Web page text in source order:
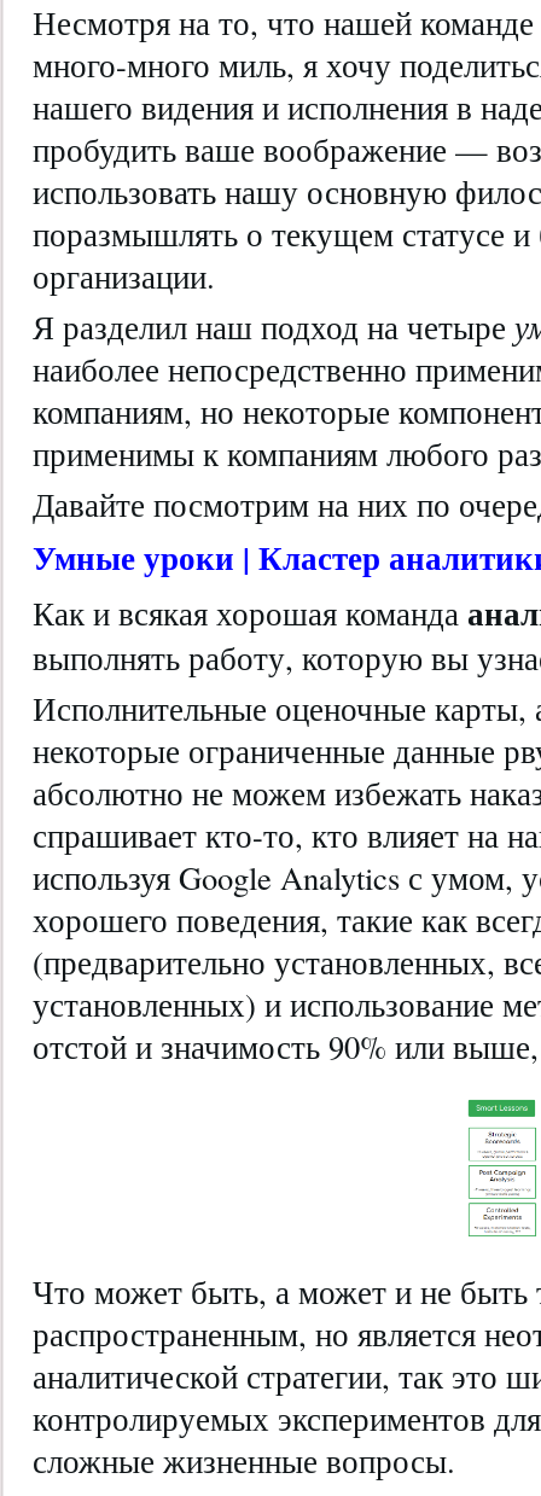
Несмотря на то, что нашей команде
много-много миль, я хочу
нашего видения и исполнения в
пробудить ваше воображение —
использовать нашу основную
поразмышлять о текущем статусе
организации.
Я разделил наш подход на четыре
наиболее непосредственно
компаниям, но некоторые
применимы к компаниям любого
Давайте посмотрим на них по
Умные уроки | Кластер
Как и всякая хорошая команда
выполнять работу, которую вы
Исполнительные оценочные карты,
некоторые ограниченные данные
абсолютно не можем избежать
спрашивает кто-то, кто влияет на
используя Google Analytics с умом,
хорошего поведения, такие как
(предварительно установленных,
установленных) и использование
отстой и значимость 90% или
Что может быть, а может и не быть
распространенным, но является
аналитической стратегии, так это
контролируемых экспериментов
сложные жизненные вопросы.